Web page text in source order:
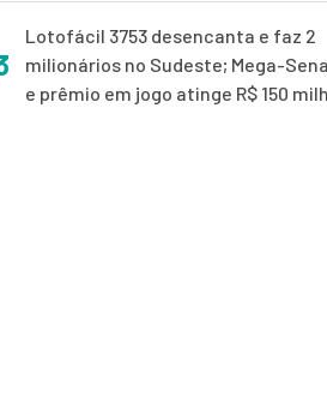
Lotofácil 3753 desencanta e faz 2
milionários no Sudeste; Mega-
e prêmio em jogo atinge R$ 150